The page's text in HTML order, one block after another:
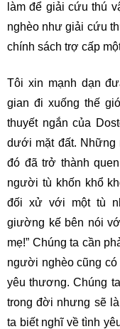
làm để giải cứu thú
nghèo như giải cứu
chính sách trợ cấp
Tôi xin mạnh dạn
gian đi xuống thế
thuyết ngắn của
dưới mặt đất. Những
đó đã trở thành
người tù khốn khổ
đối xử với một tù
giường kế bên nói
mẹ!” Chúng ta cần
người nghèo cũng có
yêu thương. Chúng
trong đời nhưng sẽ
ta biết nghĩ về tình